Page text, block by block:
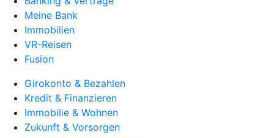
Meine Bank
Immobilien
VR-Reisen
Fusion
Girokonto & Bezahlen
Kredit & Finanzieren
Immobilie & Wohnen
Zukunft & Vorsorgen